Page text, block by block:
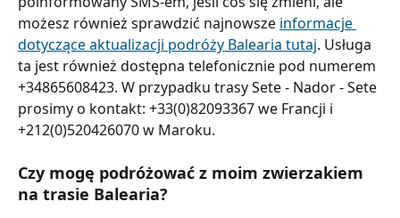
możesz również sprawdzić najnowsze informacje
dotyczące aktualizacji podróży Balearia tutaj. Usługa
ta jest również dostępna telefonicznie pod numerem
+34865608423. W przypadku trasy Sete - Nador - Sete
prosimy o kontakt: +33(0)82093367 we Francji i
+212(0)520426070 w Maroku.
Czy mogę podróżować z moim zwierzakiem
na trasie Balearia?